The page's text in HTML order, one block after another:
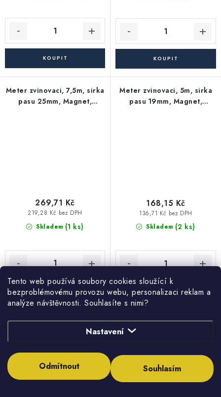
Tento web používá soubory cookies sloužící k
bezproblémovému provozu webu, personalizaci reklam a
analýze návštěvnosti. Souhlasíte s nimi?
Nastavení
Odmítnout Souhlasím
Meter zvinovaci, 7,5m, sirka
pasu 25mm, Magnet,
Skladem (1 ks)
219,28 Kč bez DPH
269,71 Kč
Meter zvinovaci, 5m, sirka
pasu 19mm, Magnet,
Skladem (2 ks)
136,71 Kč bez DPH
168,15 Kč
Meter zvinovací 3mx16mm s
brzdou, antikorový obal,
Dierovač do plechu pre
vodovodné batérie, 35mm,